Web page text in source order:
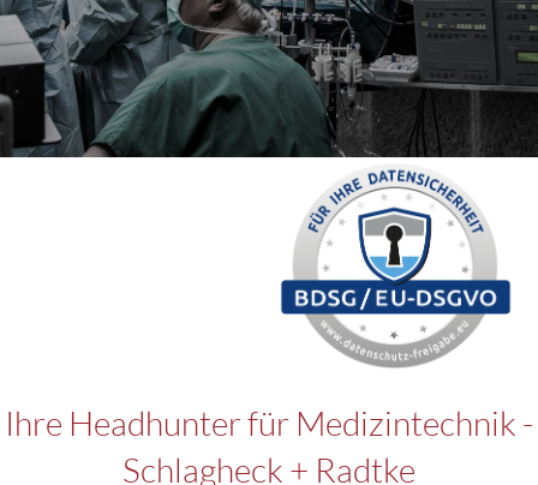
Ihre Headhunter für Medizintechnik -
Schlagheck + Radtke